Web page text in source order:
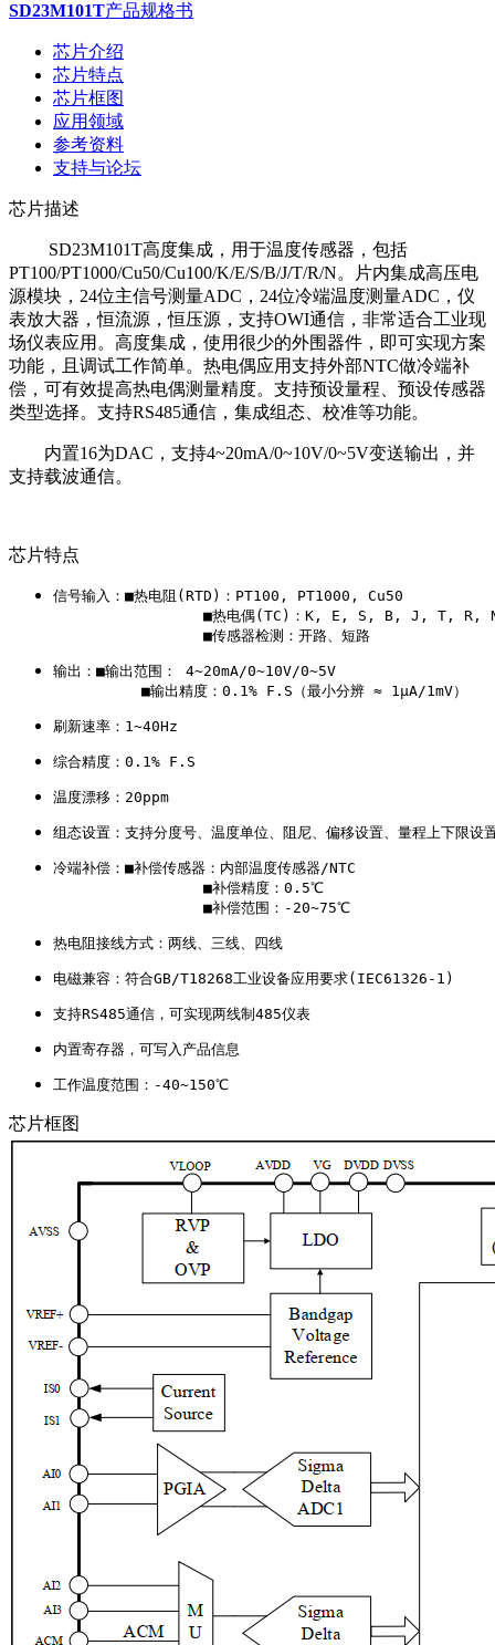
SD23M101T产品规格书
芯片介绍
芯片特点
芯片框图
应用领域
参考资料
支持与论坛
芯片描述
SD23M101T高度集成，用于温度传感器，包括
PT100/PT1000/Cu50/Cu100/K/E/S/B/J/T/R/N。片内集成高压电
源模块，24位主信号测量ADC，24位冷端温度测量ADC，仪
表放大器，恒流源，恒压源，支持OWI通信，非常适合工业现
场仪表应用。高度集成，使用很少的外围器件，即可实现方案
功能，且调试工作简单。热电偶应用支持外部NTC做冷端补
偿，可有效提高热电偶测量精度。支持预设量程、预设传感器
类型选择。支持RS485通信，集成组态、校准等功能。
内置16为DAC，支持4~20mA/0~10V/0~5V变送输出，并
支持载波通信。
芯片特点
信号输入：■热电阻(RTD)：PT100, PT1000, Cu50
■热电偶(TC)：K, E, S, B, J, T, R,
                 ■传感器检测：开路、短路
输出：■输出范围： 4~20mA/0~10V/0~5V
          ■输出精度：0.1% F.S（最小分辨 ≈ 1μA/1mV）
刷新速率：1~40Hz
综合精度：0.1% F.S
温度漂移：20ppm
组态设置：支持分度号、温度单位、阻尼、偏移设置、量程上下限设
冷端补偿：■补偿传感器：内部温度传感器/NTC
                 ■补偿精度：0.5℃
                 ■补偿范围：-20~75℃
热电阻接线方式：两线、三线、四线
电磁兼容：符合GB/T18268工业设备应用要求(IEC61326-1)
支持RS485通信，可实现两线制485仪表
内置寄存器，可写入产品信息
工作温度范围：-40~150℃
芯片框图